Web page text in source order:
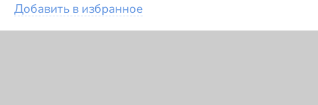
Добавить в избранное